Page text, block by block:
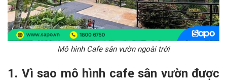
Mô hình Cafe sân vườn ngoài trời
1. Vì sao mô hình cafe sân vườn được